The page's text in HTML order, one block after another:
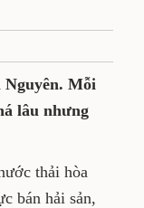
Mỗi
lâu nhưng
thải hòa
bán hải sản,